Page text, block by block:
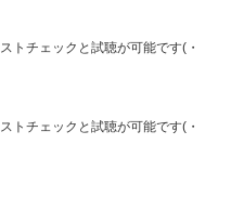
トチェックと試聴が可能です(・
トチェックと試聴が可能です(・